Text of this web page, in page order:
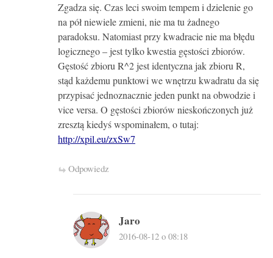
Zgadza się. Czas leci swoim tempem i dzielenie go
na pół niewiele zmieni, nie ma tu żadnego
paradoksu. Natomiast przy kwadracie nie ma błędu
logicznego – jest tylko kwestia gęstości zbiorów.
Gęstość zbioru R^2 jest identyczna jak zbioru R,
stąd każdemu punktowi we wnętrzu kwadratu da się
przypisać jednoznacznie jeden punkt na obwodzie i
vice versa. O gęstości zbiorów nieskończonych już
zresztą kiedyś wspominałem, o tutaj:
http://xpil.eu/zxSw7
Odpowiedz
Jaro
2016-08-12 o 08:18